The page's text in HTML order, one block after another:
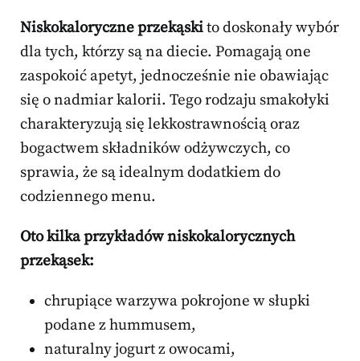
Niskokaloryczne przekąskito doskonały wybór
dla tych, którzy są na diecie. Pomagają one
zaspokoić apetyt, jednocześnie nie obawiając
się o nadmiar kalorii. Tego rodzaju smakołyki
charakteryzują się lekkostrawnością oraz
bogactwem składników odżywczych, co
sprawia, że są idealnym dodatkiem do
codziennego menu.
Oto kilka przykładów niskokalorycznych
przekąsek:
chrupiące warzywa pokrojone w słupki
podane z hummusem,
naturalny jogurt z owocami,